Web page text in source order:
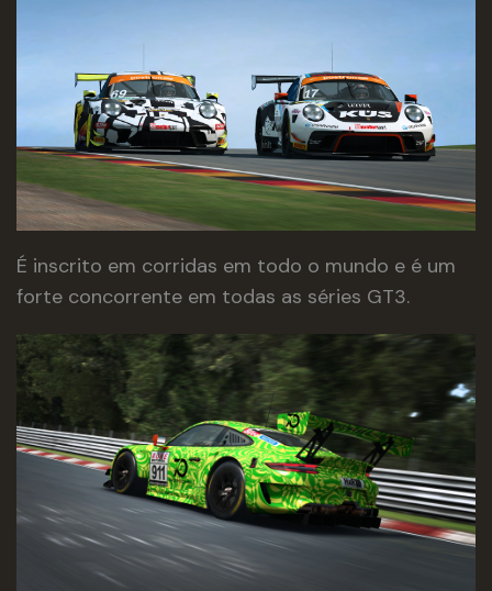
É inscrito em corridas em todo o mundo e é um
forte concorrente em todas as séries GT3.